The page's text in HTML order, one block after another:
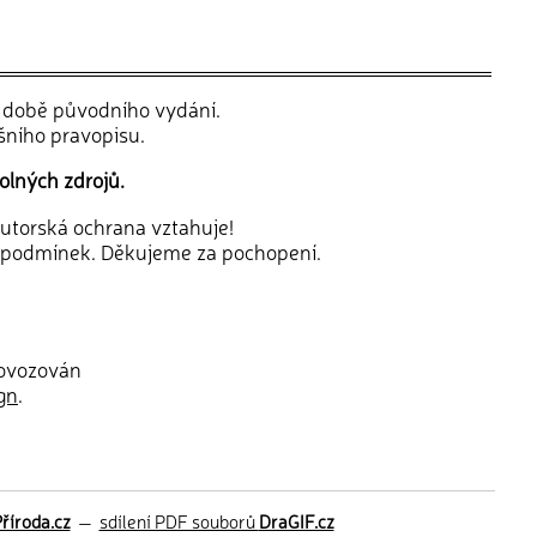
původního vydání.
pravopisu.
zdrojů.
ochrana vztahuje!
Děkujeme za pochopení.
.
— sdílení PDF souborůDraGIF.cz